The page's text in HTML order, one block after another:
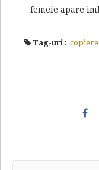
femeie apare
Tag-uri :